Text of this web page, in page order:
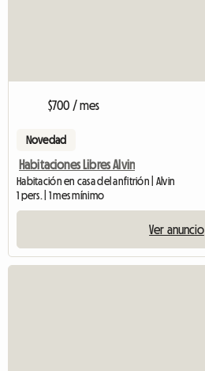
$700 / mes
Novedad
Habitaciones Libres Alvin
Habitación en casa del anfitrión | Alvin
1 pers. | 1 mes mínimo
Ver anuncio